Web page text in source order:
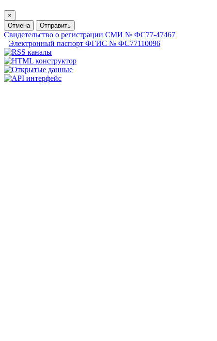
×
Отмена
Отправить
Свидетельство о регистрации СМИ № ФС77-47467
Электронный паспорт ФГИС № ФС77110096